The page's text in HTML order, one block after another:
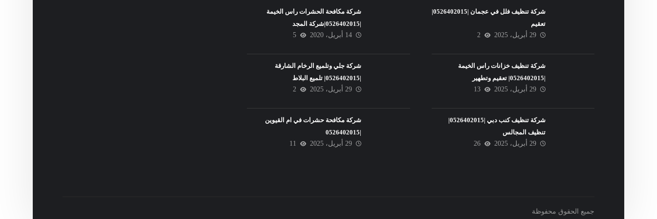
شركة تنظيف فلل في عجمان |0526402015|
تعقيم
29 أبريل، 2025
2
شركة تنظيف خزانات راس الخيمة
|0526402015| تعقيم وتطهير
29 أبريل، 2025
13
شركة تنظيف كنب دبي |0526402015|
تنظيف المجالس
29 أبريل، 2025
26
شركة مكافحة الحشرات راس الخيمة
|0526402015|شركة المجد
14 أبريل، 2020
5
شركة جلي وتلميع الرخام الشارقة
|0526402015| تلميع البلاط
29 أبريل، 2025
2
شركة مكافحة حشرات في ام القيوين
|0526402015
29 أبريل، 2025
11
جميع الحقوق محفوظة